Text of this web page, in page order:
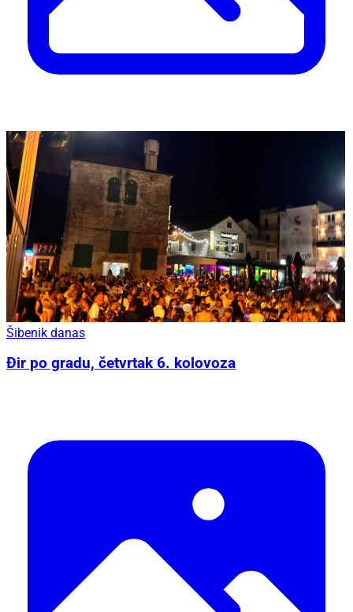
Šibenik danas
Đir po gradu, četvrtak 6. kolovoza